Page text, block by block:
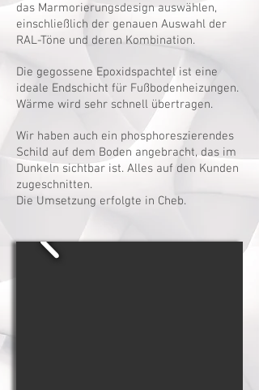
das Marmorierungsdesign auswählen,
einschließlich der genauen Auswahl der
RAL-Töne und deren Kombination.
Die gegossene Epoxidspachtel ist eine
ideale Endschicht für Fußbodenheizungen.
Wärme wird sehr schnell übertragen.
Wir haben auch ein phosphoreszierendes
Schild auf dem Boden angebracht, das im
Dunkeln sichtbar ist. Alles auf den Kunden
zugeschnitten.
Die Umsetzung erfolgte in Cheb.